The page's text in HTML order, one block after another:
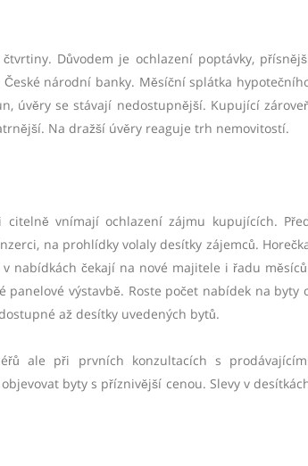
Důvodem je ochlazení poptávky,
národní banky. Měsíční splátka
úvěry se stávají nedostupnější. Kupující
Na dražší úvěry reaguje trh nemovitostí.
vnímají ochlazení zájmu kupujících.
na prohlídky volaly desítky zájemců.
nabídkách čekají na nové majitele i řadu
výstavbě. Roste počet nabídek na byty
až desítky uvedených bytů.
ale při prvních konzultacích s
byty s příznivější cenou. Slevy v